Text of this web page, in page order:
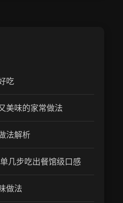
吃
美味的家常做法
法解析
几步吃出餐馆级口感
做法